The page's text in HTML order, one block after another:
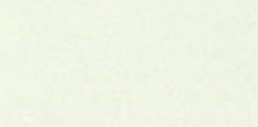
בפנים הוא מנוע עלילתי ברור, ובסיטואציה הזו
הסדרה מתאימה במיוחד לערב שבו בא לכם משהו